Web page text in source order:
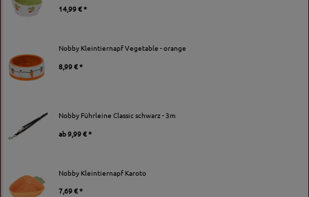
14,99 € *
Nobby Kleintiernapf Vegetable - orange
8,99 € *
Nobby Führleine Classic schwarz - 3m
ab9,99 € *
Nobby Kleintiernapf Karoto
7,69 € *